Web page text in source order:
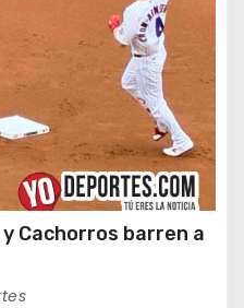
Cachorros barren a